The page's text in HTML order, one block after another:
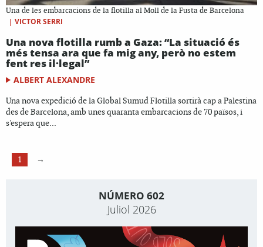
Una de les embarcacions de la flotilla al Moll de la Fusta de Barcelona
| VICTOR SERRI
Una nova flotilla rumb a Gaza: “La situació és
més tensa ara que fa mig any, però no estem
fent res il·legal”
ALBERT ALEXANDRE
Una nova expedició de la Global Sumud Flotilla sortirà cap a Palestina
des de Barcelona, amb unes quaranta embarcacions de 70 països, i
s'espera que...
1 →
NÚMERO 602
Juliol 2026